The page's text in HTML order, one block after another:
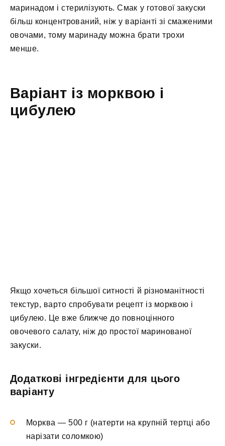
маринадом і стерилізують. Смак у готової закуски
більш концентрований, ніж у варіанті зі смаженими
овочами, тому маринаду можна брати трохи
менше.
Варіант із морквою і
цибулею
Якщо хочеться більшої ситності й різноманітності
текстур, варто спробувати рецепт із морквою і
цибулею. Це вже ближче до повноцінного
овочевого салату, ніж до простої маринованої
закуски.
Додаткові інгредієнти для цього
варіанту
Морква — 500 г (натерти на крупній тертці або
нарізати соломкою)